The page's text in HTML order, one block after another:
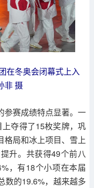
冬奥会闭幕式上入
非 摄
参赛成绩特点显著。一
夺得了15枚奖牌，巩
格局和冰上项目、雪上
升。共获得49个前八
，有18个小项在本届
数的19.6%，越来越多